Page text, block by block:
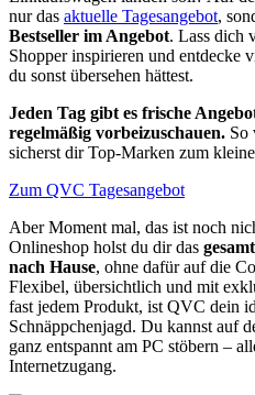
nur das aktuelle Tagesangebot,
Bestseller im Angebot. Lass dich
Shopper inspirieren und entdecke
du sonst übersehen hättest.
Jeden Tag gibt es frische
regelmäßig vorbeizuschauen. So
sicherst dir Top-Marken zum
Zum QVC Tagesangebot
Aber Moment mal, das ist noch
Onlineshop holst du dir das
nach Hause, ohne dafür auf die
Flexibel, übersichtlich und mit
fast jedem Produkt, ist QVC dein
Schnäppchenjagd. Du kannst auf
ganz entspannt am PC stöbern –
Internetzugang.